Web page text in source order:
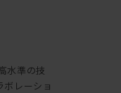
水準の技
レーショ